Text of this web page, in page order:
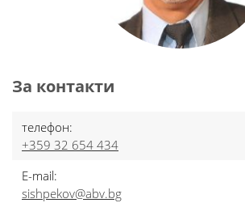
За контакти
телефон:
+359 32 654 434
E-mail:
sishpekov@abv.bg